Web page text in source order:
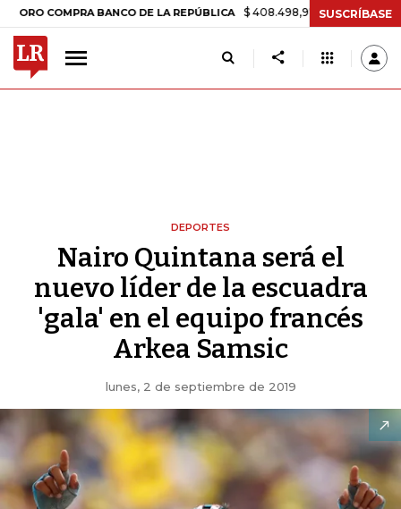
COMPRA BANCO DE LA REPÚBLICA $ 408.498,97 +$ 8.753,81 +2,19%
SUSCRÍBASE
DEPORTES
Nairo Quintana será el
nuevo líder de la escuadra
'gala' en el equipo francés
Arkea Samsic
lunes, 2 de septiembre de 2019